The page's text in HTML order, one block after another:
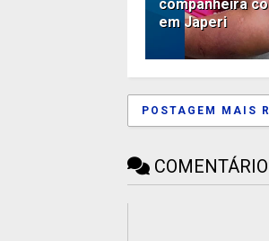
companheira
em Japeri
POSTAGEM MAIS